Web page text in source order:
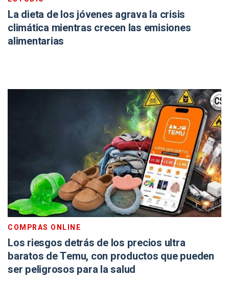
La dieta de los jóvenes agrava la crisis
climática mientras crecen las emisiones
alimentarias
COMPRAS ONLINE
Los riesgos detrás de los precios ultra
baratos de Temu, con productos que pueden
ser peligrosos para la salud